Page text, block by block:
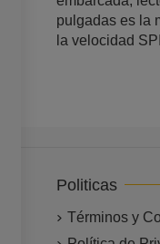
pulgadas es la
la velocidad
Politicas
Términos y